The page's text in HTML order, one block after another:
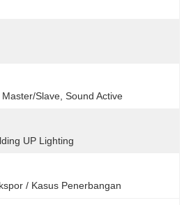
slave, Sound Active
UP Lighting
/ Kasus Penerbangan